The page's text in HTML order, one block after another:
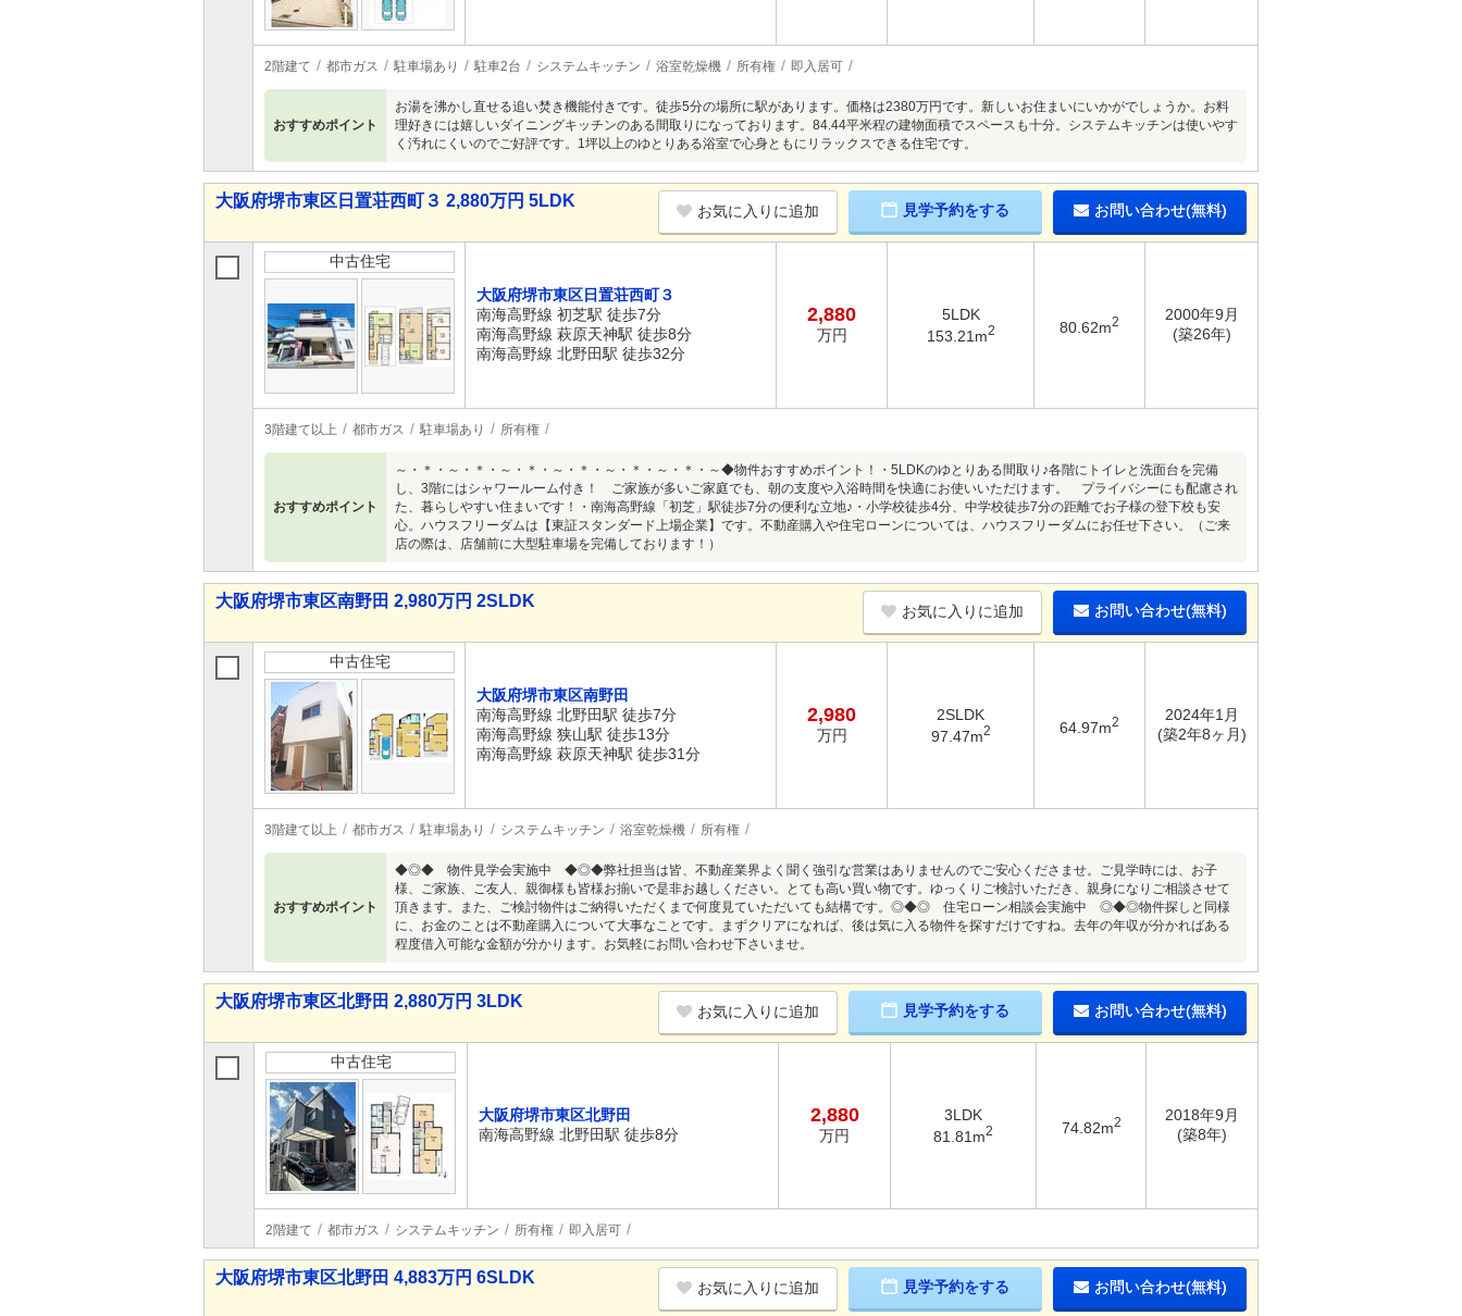
2階建て 都市ガス 駐車場あり 駐車2台 システムキッチン 浴室乾燥機 所有権 即入居可
おすすめポイント
お湯を沸かし直せる追い焚き機能付きです。徒歩5分の場所に駅があります。価格は2380万円です。新しいお住まいにいかがでしょうか。お料
理好きには嬉しいダイニングキッチンのある間取りになっております。84.44平米程の建物面積でスペースも十分。システムキッチンは使いやす
く汚れにくいのでご好評です。1坪以上のゆとりある浴室で心身ともにリラックスできる住宅です。
大阪府堺市東区日置荘西町３ 2,880万円 5LDK
お気に入りに追加 見学予約をする お問い合わせ(無料)
中古住宅
大阪府堺市東区日置荘西町３
南海高野線 初芝駅 徒歩7分
南海高野線 萩原天神駅 徒歩8分
南海高野線 北野田駅 徒歩32分
2,880
万円
5LDK
153.21m2 80.62m2
2000年9月
(築26年)
3階建て以上 都市ガス 駐車場あり 所有権
おすすめポイント
～・＊・～・＊・～・＊・～・＊・～・＊・～・＊・～◆物件おすすめポイント！・5LDKのゆとりある間取り♪各階にトイレと洗面台を完備
し、3階にはシャワールーム付き！ ご家族が多いご家庭でも、朝の支度や入浴時間を快適にお使いいただけます。 プライバシーにも配慮され
た、暮らしやすい住まいです！・南海高野線「初芝」駅徒歩7分の便利な立地♪・小学校徒歩4分、中学校徒歩7分の距離でお子様の登下校も安
心。ハウスフリーダムは【東証スタンダード上場企業】です。不動産購入や住宅ローンについては、ハウスフリーダムにお任せ下さい。（ご来
店の際は、店舗前に大型駐車場を完備しております！）
大阪府堺市東区南野田 2,980万円 2SLDK
お気に入りに追加 お問い合わせ(無料)
中古住宅
大阪府堺市東区南野田
南海高野線 北野田駅 徒歩7分
南海高野線 狭山駅 徒歩13分
南海高野線 萩原天神駅 徒歩31分
2,980
万円
2SLDK
97.47m2 64.97m2
2024年1月
(築2年8ヶ月)
3階建て以上 都市ガス 駐車場あり システムキッチン 浴室乾燥機 所有権
おすすめポイント
◆◎◆ 物件見学会実施中 ◆◎◆弊社担当は皆、不動産業界よく聞く強引な営業はありませんのでご安心くださませ。ご見学時には、お子
様、ご家族、ご友人、親御様も皆様お揃いで是非お越しください。とても高い買い物です。ゆっくりご検討いただき、親身になりご相談させて
頂きます。また、ご検討物件はご納得いただくまで何度見ていただいても結構です。◎◆◎ 住宅ローン相談会実施中 ◎◆◎物件探しと同様
に、お金のことは不動産購入について大事なことです。まずクリアになれば、後は気に入る物件を探すだけですね。去年の年収が分かればある
程度借入可能な金額が分かります。お気軽にお問い合わせ下さいませ。
大阪府堺市東区北野田 2,880万円 3LDK
お気に入りに追加 見学予約をする お問い合わせ(無料)
中古住宅
大阪府堺市東区北野田
南海高野線 北野田駅 徒歩8分
2,880
万円
3LDK
81.81m2 74.82m2
2018年9月
(築8年)
2階建て 都市ガス システムキッチン 所有権 即入居可
大阪府堺市東区北野田 4,883万円 6SLDK
お気に入りに追加 見学予約をする お問い合わせ(無料)